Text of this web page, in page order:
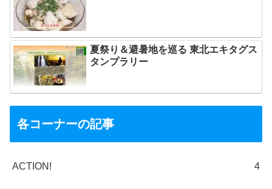
夏祭り＆避暑地を巡る 東北エキタグス
タンプラリー
各コーナーの記事
ACTION! 4